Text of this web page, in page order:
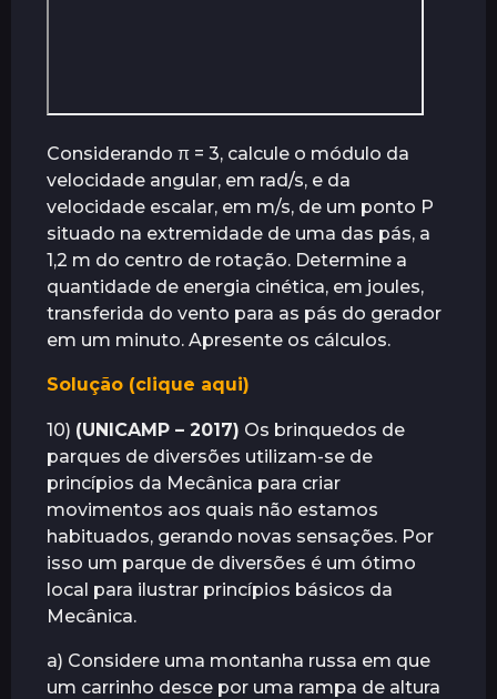
Considerando π = 3, calcule o módulo da
velocidade angular, em rad/s, e da
velocidade escalar, em m/s, de um ponto P
situado na extremidade de uma das pás, a
1,2 m do centro de rotação. Determine a
quantidade de energia cinética, em joules,
transferida do vento para as pás do gerador
em um minuto. Apresente os cálculos.
Solução (clique aqui)
10) (UNICAMP – 2017) Os brinquedos de
parques de diversões utilizam-se de
princípios da Mecânica para criar
movimentos aos quais não estamos
habituados, gerando novas sensações. Por
isso um parque de diversões é um ótimo
local para ilustrar princípios básicos da
Mecânica.
a) Considere uma montanha russa em que
um carrinho desce por uma rampa de altura